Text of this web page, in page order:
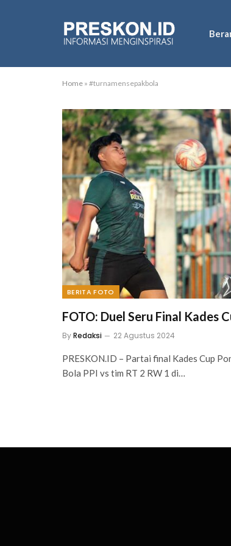
Home » #turnamensepakbola
BERITA FOTO
FOTO: Duel Seru Final Kades
ByRedaksi 22 Agustus 2024
PRESKON.ID – Partai final Kades Cup
Bola PPI vs tim RT 2 RW 1 di…